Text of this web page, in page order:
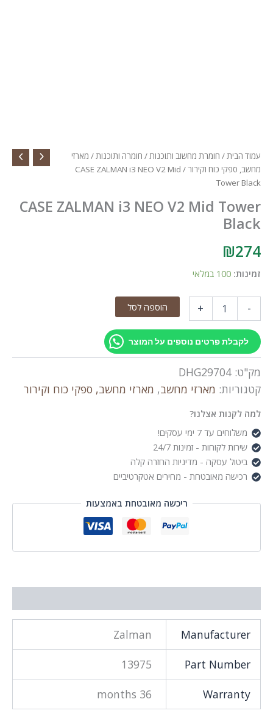
עמוד הבית/ חומרת מחשוב ותוכנות/ חומרה ותוכנות/ מארזי
מחשב, ספקי כוח וקירור
/ CASE ZALMAN i3 NEO V2 Mid
Tower Black
CASE ZALMAN i3 NEO V2 Mid Tower
Black
₪274
זמינות: 100 במלאי
-
ZALMAN
i3
V2
Mid
Tower
Black
+ הוספה לסל
לקבלת פרטים נוספים על המוצר
מק"ט: DHG29704
קטגוריות: מארזי מחשב, מארזי מחשב, ספקי כוח וקירור
למה לקנות אצלנו?
משלוחים עד 7 ימי עסקים!
שירות לקוחות - זמינות 24/7
ביטול עסקה - מדיניות החזרה קלה
רכישה מאובטחת - מחירים אטקרטיביים
ריכשה מאובטחת באמצעות
Manufacturer
Zalman
Part Number
13975
Warranty
36 months